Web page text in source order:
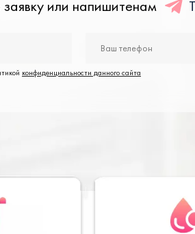
или напишитенам
конфиденциальности данного сайта